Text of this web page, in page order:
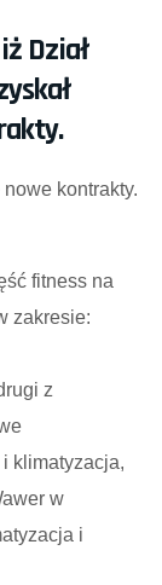
Dział
kontrakty.
fitness na
zakresie:
z
klimatyzacja,
w
i